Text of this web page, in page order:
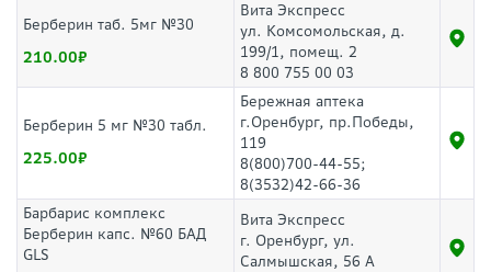
Берберин таб. 5мг №30
210.00
Вита Экспресс
ул. Комсомольская, д.
199/1, помещ. 2
8 800 755 00 03
Берберин 5 мг №30 табл.
225.00
Бережная аптека
г.Оренбург, пр.Победы,
119
8(800)700-44-55;
8(3532)42-66-36
Барбарис комплекс
Берберин капс. №60 БАД
GLS
Вита Экспресс
г. Оренбург, ул.
Салмышская, 56 А